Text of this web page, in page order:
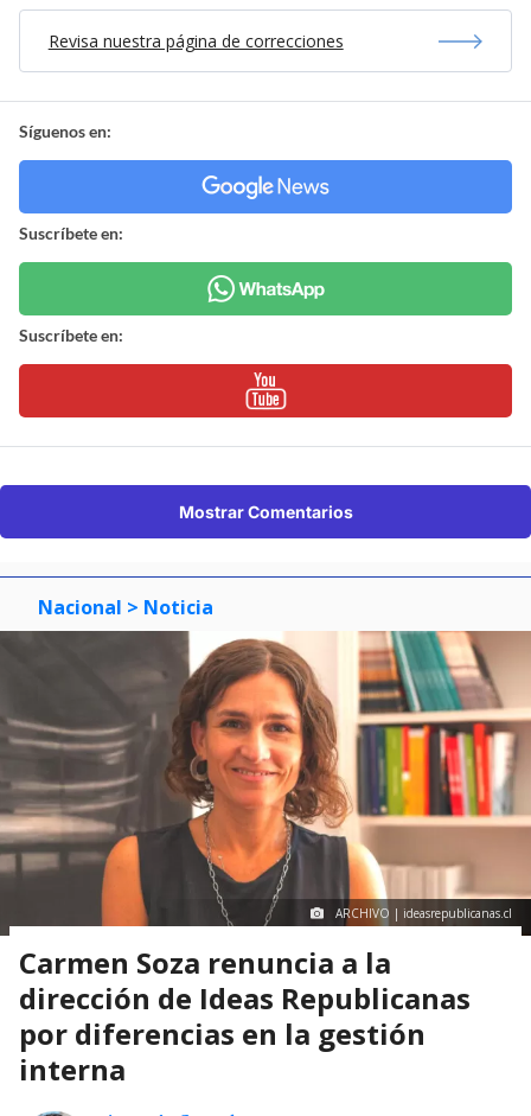
Revisa nuestra página de correcciones
Síguenos en:
Suscríbete en:
Suscríbete en:
Mostrar Comentarios
Nacional > Noticia
ARCHIVO | ideasrepublicanas.cl
Carmen Soza renuncia a la
dirección de Ideas Republicanas
por diferencias en la gestión
interna